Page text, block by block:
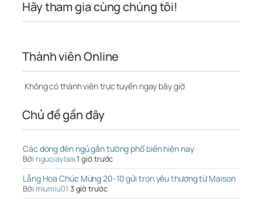
Hãy tham gia cùng chúng tôi!
Thành viên Online
Không có thành viên trực tuyến ngay bây giờ
Chủ đề gần đây
Các dòng đèn ngủ gắn tường phổ biến hiện nay
Bởi nguoiaylaai1 giờ trước
Lẵng Hoa Chúc Mừng 20-10 gửi trọn yêu thương từ Maison
Bởi miumiu01 3 giờ trước